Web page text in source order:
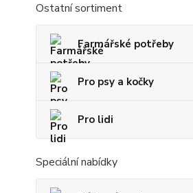
Ostatní sortiment
Farmářské potřeby
Pro psy a kočky
Pro lidi
Speciální nabídky